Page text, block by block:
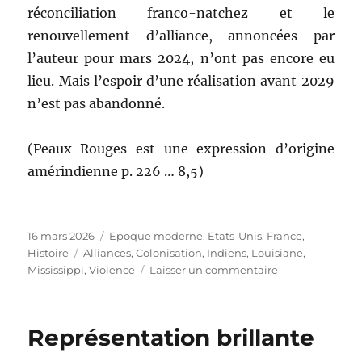
réconciliation franco-natchez et le
renouvellement d’alliance, annoncées par
l’auteur pour mars 2024, n’ont pas encore eu
lieu. Mais l’espoir d’une réalisation avant 2029
n’est pas abandonné.
(Peaux-Rouges est une expression d’origine
amérindienne p. 226 … 8,5)
Publié
le
16 mars 2026 Catégories
Epoque moderne, Etats-Unis, France,
Histoire
Étiquettes
Alliances,Colonisation, Indiens, Louisiane,
Mississippi,Violence Laisser un commentaire
Représentation brillante